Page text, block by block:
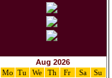
Aug 2026
Mo
Tu We Th Fr Sa
Su